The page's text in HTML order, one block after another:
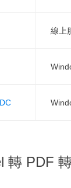
線上
轉 PDF